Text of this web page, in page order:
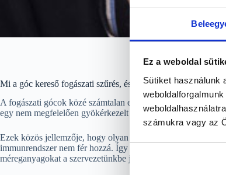
Ez a weboldal
Sütiket használunk
számukra vagy az
góc
Mi a góc kereső fogászati szűrés, és miért fontos ezen gócok
A fogászati gócok közé számtalan elváltozás tartozik: ide
egy nem megfelelően gyökérkezelt fog körül kialakult
Ezek közös jellemzője, hogy olyan területen, helyeken tud
immunrendszer nem fér hozzá. Így az ott „lakó”
méreganyagokat a szervezetünkbe juttatni. Ezt hívjuk